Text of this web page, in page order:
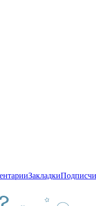
Закладки